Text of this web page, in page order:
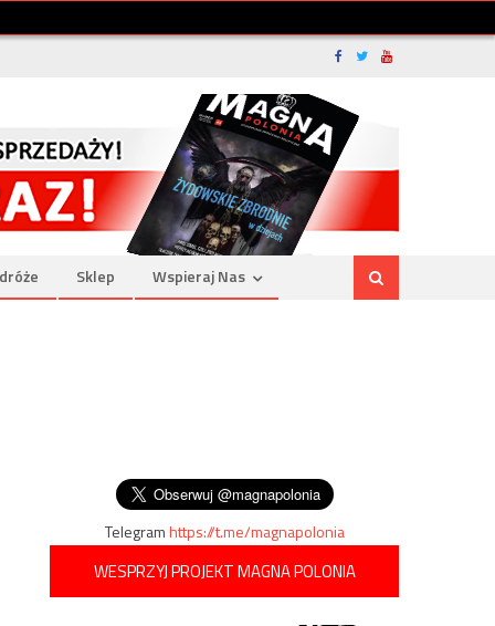
Sklep Wspieraj Nas
Telegramhttps://t.me/magnapolonia
WESPRZYJ PROJEKT MAGNA POLONIA